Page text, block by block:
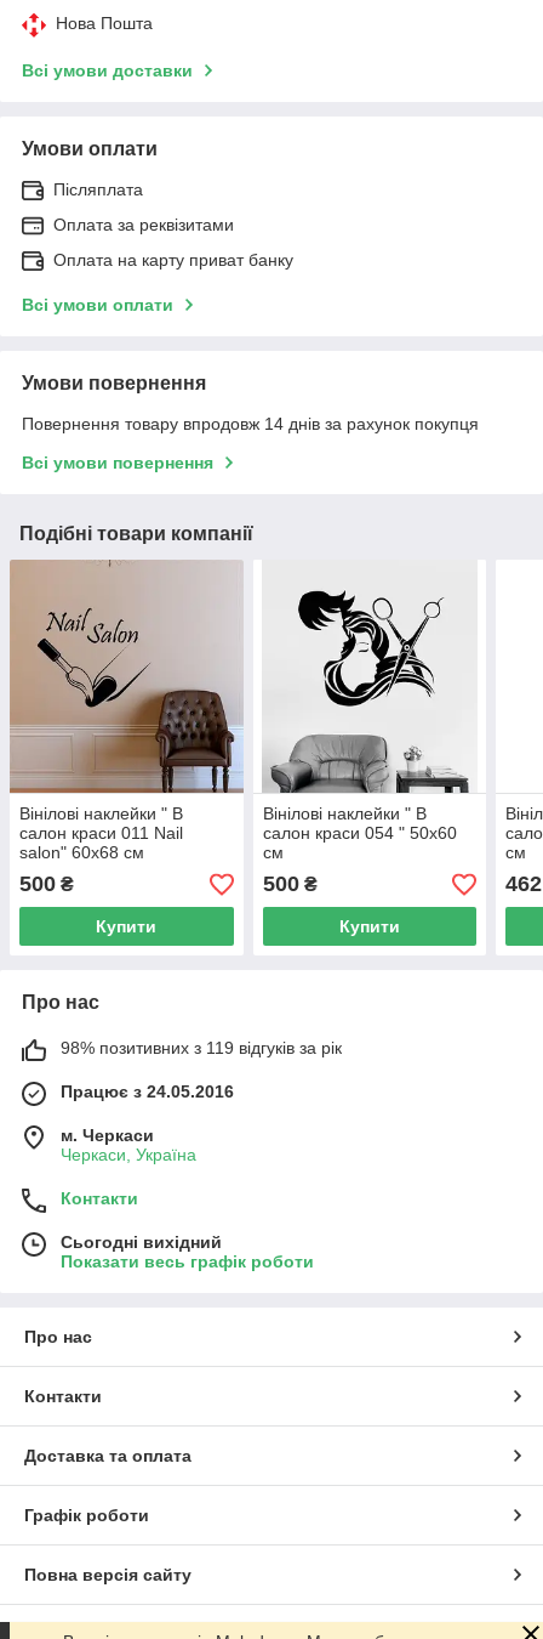
Нова Пошта
Всі умови доставки
Умови оплати
Післяплата
Оплата за реквізитами
Оплата на карту приват банку
Всі умови оплати
Умови повернення
Повернення товару впродовж 14 днів за рахунок покупця
Всі умови повернення
Подібні товари компанії
Вінілові наклейки " В
салон краси 011 Nail
salon" 60х68 см
500 ₴
Купити
Вінілові наклейки " В
салон краси 054 " 50х60
см
500₴
Купити
см
462
Про нас
98% позитивних з 119 відгуків за рік
Працює з 24.05.2016
м. Черкаси
Черкаси, Україна
Контакти
Сьогодні вихідний
Показати весь графік роботи
Про нас
Контакти
Доставка та оплата
Графік роботи
Повна версія сайту
Сайт створено на маркетплейсі Prom.ua